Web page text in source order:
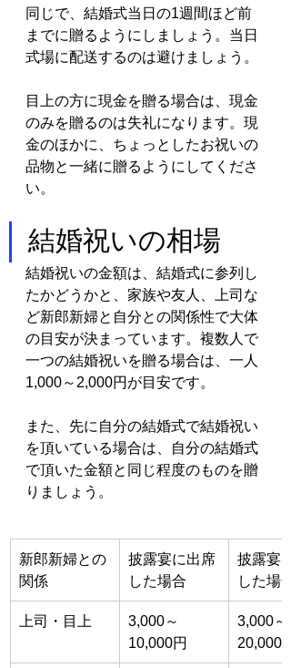
同じで、結婚式当日の1週間ほど前
までに贈るようにしましょう。当日
式場に配送するのは避けましょう。
目上の方に現金を贈る場合は、現金
のみを贈るのは失礼になります。現
金のほかに、ちょっとしたお祝いの
品物と一緒に贈るようにしてくださ
い。
結婚祝いの相場
結婚祝いの金額は、結婚式に参列し
たかどうかと、家族や友人、上司な
ど新郎新婦と自分との関係性で大体
の目安が決まっています。複数人で
一つの結婚祝いを贈る場合は、一人
1,000～2,000円が目安です。
また、先に自分の結婚式で結婚祝い
を頂いている場合は、自分の結婚式
で頂いた金額と同じ程度のものを贈
りましょう。
新郎新婦との
関係
披露宴に出席
した場合
披露宴
した場合
上司・目上
3,000～
10,000円
3,000～
20,000円